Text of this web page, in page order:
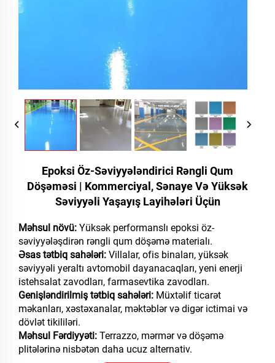
Epoksi Öz-Səviyyələndirici Rəngli Qum
Döşəməsi | Kommerciyal, Sənaye Və Yüksək
Səviyyəli Yaşayış Layihələri Üçün
Məhsul növü: Yüksək performanslı epoksi öz-
səviyyələşdirən rəngli qum döşəmə materialı.
Əsas tətbiq sahələri: Villalar, ofis binaları, yüksək
səviyyəli yeraltı avtomobil dayanacaqları, yeni enerji
istehsalat zavodları, farmasevtika zavodları.
Genişləndirilmiş tətbiq sahələri: Müxtəlif ticarət
məkanları, xəstəxanalar, məktəblər və digər ictimai və
dövlət tikililəri.
Məhsul Fərdiyyəti: Terrazzo, mərmər və döşəmə
plitələrinə nisbətən daha ucuz alternativ.